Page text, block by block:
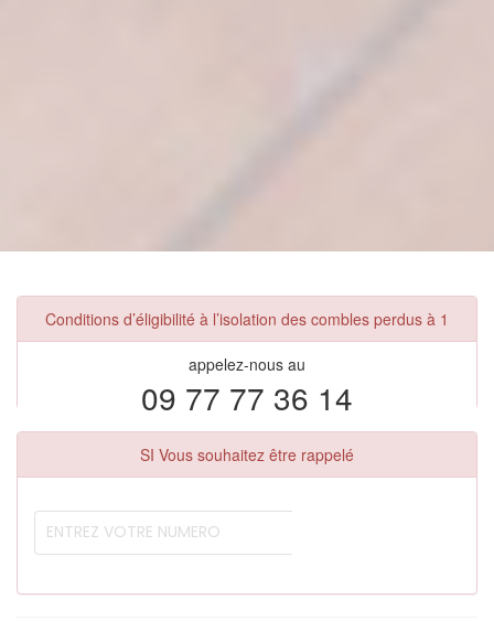
Conditions d’éligibilité à l’isolation des combles perdus à 1
appelez-nous au
09 77 77 36 14
SI Vous souhaitez être rappelé